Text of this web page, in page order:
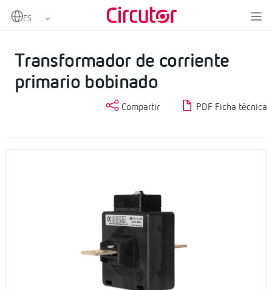
Home
Transformadores de corriente en alterna
Transformador de corriente
primario bobinado
Compartir PDF Ficha técnica